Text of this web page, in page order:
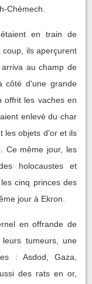
Chémech.
en train de
coup, ils aperçurent
arriva au champ de
côté d'une grande
offrit les vaches en
enlevé du char
les objets d'or et ils
Ce même jour, les
holocaustes et
cinq princes des
jour à Ekron.
en offrande de
tumeurs, une
: Asdod, Gaza,
des rats en or,